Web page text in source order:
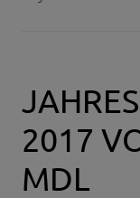
2017
MDL